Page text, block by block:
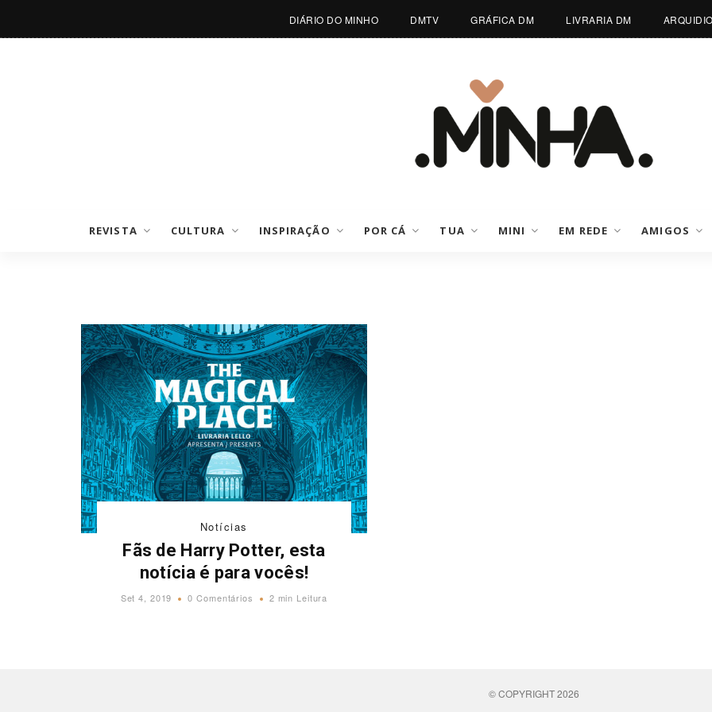
DIÁRIO DO MINHO DMTV GRÁFICA DM LIVRARIA DM
REVISTA CULTURA INSPIRAÇÃO POR CÁ TUA MINI EM REDE AMIGOS
Notícias
Fãs de Harry Potter, esta
notícia é para vocês!
Set 4, 2019 0 Comentários 2 min Leitura
© COPYRIGHT 2026